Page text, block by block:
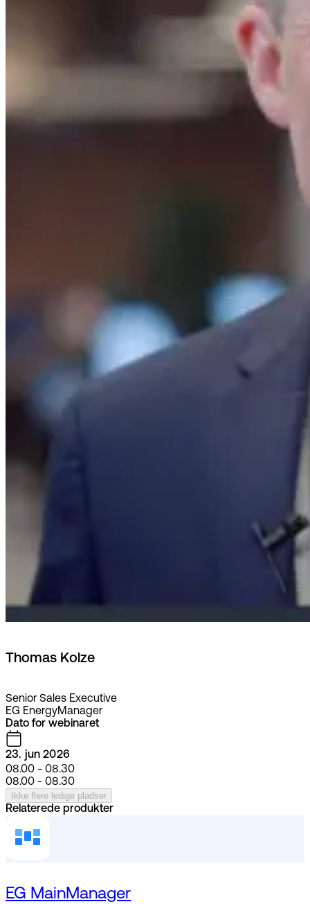
Thomas Kolze
Senior Sales Executive
EG EnergyManager
Dato for webinaret
23. jun 2026
08.00 - 08.30
08.00 - 08.30
Ikke flere ledige pladser
Relaterede produkter
EG MainManager